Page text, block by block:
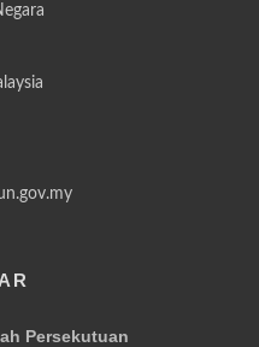
Persekutuan